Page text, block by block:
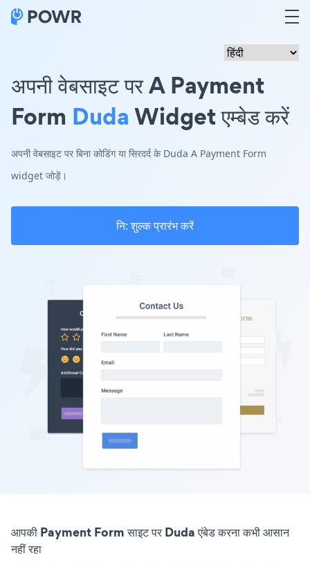
अपनी वेबसाइट पर A Payment
Form DudaWidget एम्बेड करें
अपनी वेबसाइट पर बिना कोडिंग या सिरदर्द के Duda A Payment Form
widget जोड़ें।
नि: शुल्क प्रारंभ करें
आपकी Payment Form साइट पर Duda एंबेड करना कभी आसान
नहीं रहा